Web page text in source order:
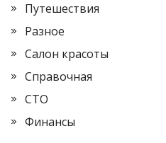
Путешествия
Разное
Салон красоты
Справочная
СТО
Финансы